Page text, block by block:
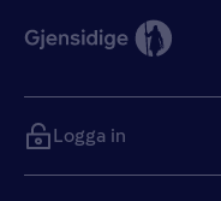
Logga in